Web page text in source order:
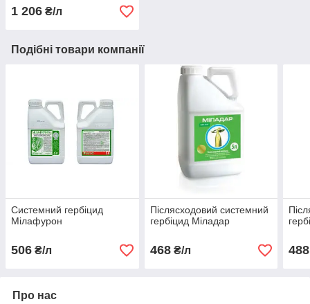
1 206 ₴/л
Подібні товари компанії
Системний гербіцид
Мілафурон
506 ₴/л
Післясходовий системний
гербіцид Міладар
468₴/л 488
Про нас